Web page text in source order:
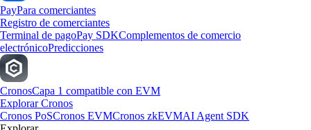
PayPara comerciantes
Registro de comerciantes
Terminal de pagoPay SDKComplementos de comercio
electrónicoPredicciones
CronosCapa 1 compatible con EVM
Explorar Cronos
Cronos PoSCronos EVMCronos zkEVMAI Agent SDK